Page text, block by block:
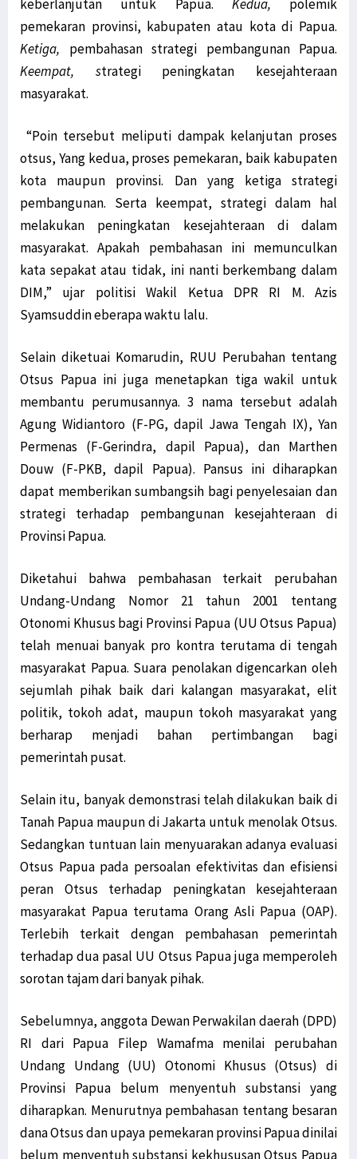
keberlanjutan untuk Papua. Kedua, polemik
pemekaran provinsi, kabupaten atau kota di Papua.
Ketiga, pembahasan strategi pembangunan Papua.
Keempat, strategi peningkatan kesejahteraan
masyarakat.
“Poin tersebut meliputi dampak kelanjutan proses
otsus, Yang kedua, proses pemekaran, baik kabupaten
kota maupun provinsi. Dan yang ketiga strategi
pembangunan. Serta keempat, strategi dalam hal
melakukan peningkatan kesejahteraan di dalam
masyarakat. Apakah pembahasan ini memunculkan
kata sepakat atau tidak, ini nanti berkembang dalam
DIM,” ujar politisi Wakil Ketua DPR RI M. Azis
Syamsuddin eberapa waktu lalu.
Selain diketuai Komarudin, RUU Perubahan tentang
Otsus Papua ini juga menetapkan tiga wakil untuk
membantu perumusannya. 3 nama tersebut adalah
Agung Widiantoro (F-PG, dapil Jawa Tengah IX), Yan
Permenas (F-Gerindra, dapil Papua), dan Marthen
Douw (F-PKB, dapil Papua). Pansus ini diharapkan
dapat memberikan sumbangsih bagi penyelesaian dan
strategi terhadap pembangunan kesejahteraan di
Provinsi Papua.
Diketahui bahwa pembahasan terkait perubahan
Undang-Undang Nomor 21 tahun 2001 tentang
Otonomi Khusus bagi Provinsi Papua (UU Otsus Papua)
telah menuai banyak pro kontra terutama di tengah
masyarakat Papua. Suara penolakan digencarkan oleh
sejumlah pihak baik dari kalangan masyarakat, elit
politik, tokoh adat, maupun tokoh masyarakat yang
berharap menjadi bahan pertimbangan bagi
pemerintah pusat.
Selain itu, banyak demonstrasi telah dilakukan baik di
Tanah Papua maupun di Jakarta untuk menolak Otsus.
Sedangkan tuntuan lain menyuarakan adanya evaluasi
Otsus Papua pada persoalan efektivitas dan efisiensi
peran Otsus terhadap peningkatan kesejahteraan
masyarakat Papua terutama Orang Asli Papua (OAP).
Terlebih terkait dengan pembahasan pemerintah
terhadap dua pasal UU Otsus Papua juga memperoleh
sorotan tajam dari banyak pihak.
Sebelumnya, anggota Dewan Perwakilan daerah (DPD)
RI dari Papua Filep Wamafma menilai perubahan
Undang Undang (UU) Otonomi Khusus (Otsus) di
Provinsi Papua belum menyentuh substansi yang
diharapkan. Menurutnya pembahasan tentang besaran
dana Otsus dan upaya pemekaran provinsi Papua dinilai
belum menyentuh substansi kekhususan Otsus Papua